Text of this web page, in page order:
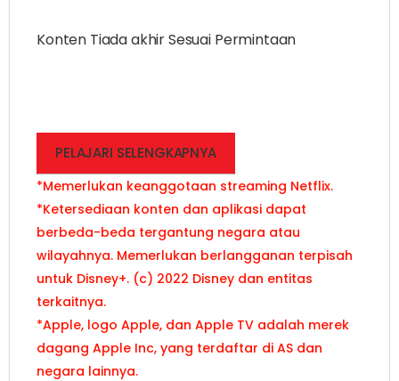
Konten Tiada akhir Sesuai Permintaan
PELAJARI SELENGKAPNYA
*Memerlukan keanggotaan streaming Netflix.
*Ketersediaan konten dan aplikasi dapat
berbeda-beda tergantung negara atau
wilayahnya. Memerlukan berlangganan terpisah
untuk Disney+. (c) 2022 Disney dan entitas
terkaitnya.
*Apple, logo Apple, dan Apple TV adalah merek
dagang Apple Inc, yang terdaftar di AS dan
negara lainnya.